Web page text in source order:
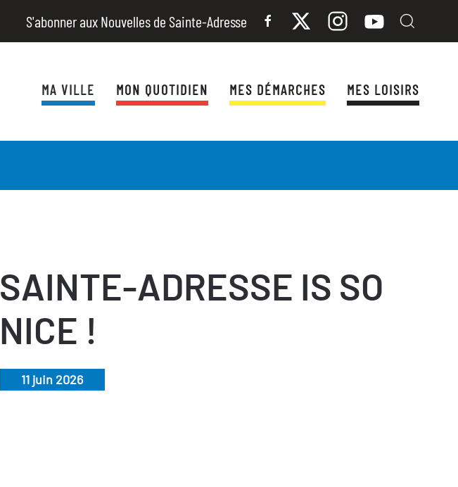
S'abonner aux Nouvelles de Sainte-Adresse
MA VILLE MON QUOTIDIEN MES DÉMARCHES MES LOISIRS
SAINTE-ADRESSE IS SO
NICE !
11 juin 2026